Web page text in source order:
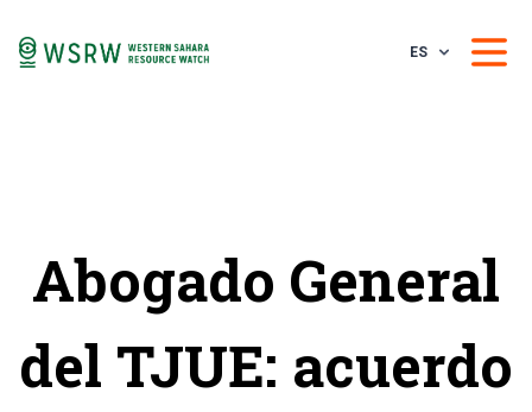
ES
Abogado General
del TJUE: acuerdo